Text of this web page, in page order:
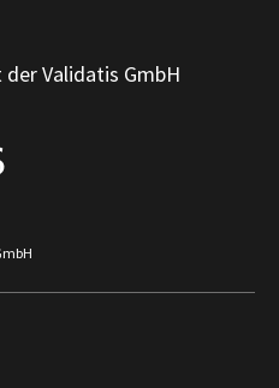
Validatis GmbH